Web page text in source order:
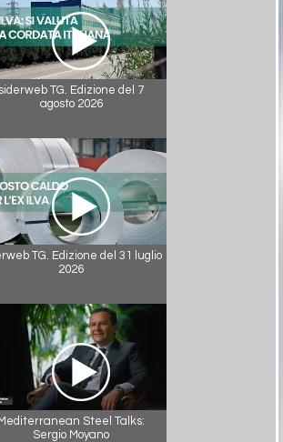
siderweb TG. Edizione del 7
agosto 2026
TG. Edizione del 31 luglio
2026
Steel Talks:
Sergio Moyano